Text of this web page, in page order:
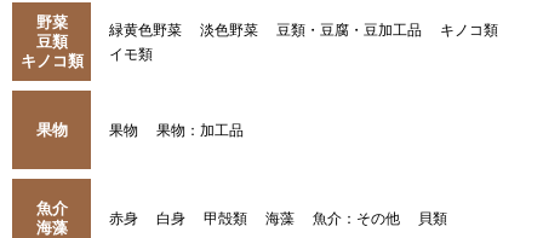
野菜
豆類
キノコ類
緑黄色野菜 淡色野菜 豆類・豆腐・豆加工品
キノコ類
イモ類
果物 果物 果物：加工品
魚介
海藻
赤身 白身 甲殻類 海藻 魚介：その他 貝類